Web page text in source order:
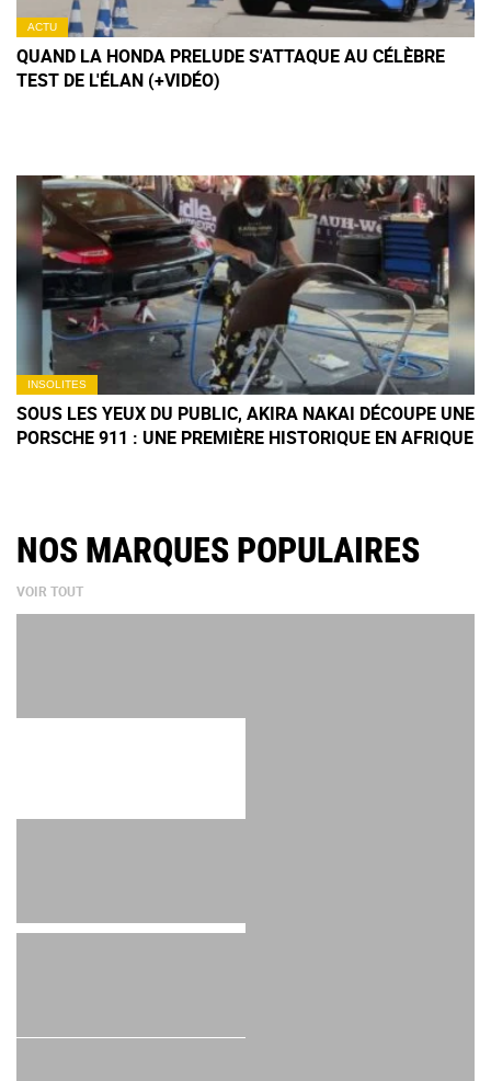
ACTU
QUAND LA HONDA PRELUDE S'ATTAQUE AU CÉLÈBRE
TEST DE L'ÉLAN (+VIDÉO)
INSOLITES
SOUS LES YEUX DU PUBLIC, AKIRA NAKAI DÉCOUPE UNE
PORSCHE 911 : UNE PREMIÈRE HISTORIQUE EN AFRIQUE
NOS MARQUES POPULAIRES
VOIR TOUT